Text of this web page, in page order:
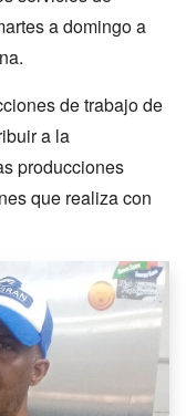
a domingo a
de trabajo de
a la
producciones
que realiza con